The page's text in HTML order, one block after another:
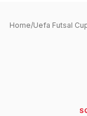
Home/Uefa Futsal